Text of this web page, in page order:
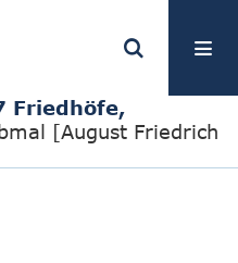
Friedhöfe,
[August Friedrich